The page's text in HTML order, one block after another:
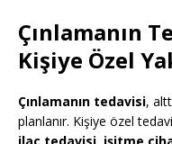
Çınlamanın
Kişiye Özel
Çınlamanın tedavisi,
planlanır. Kişiye özel